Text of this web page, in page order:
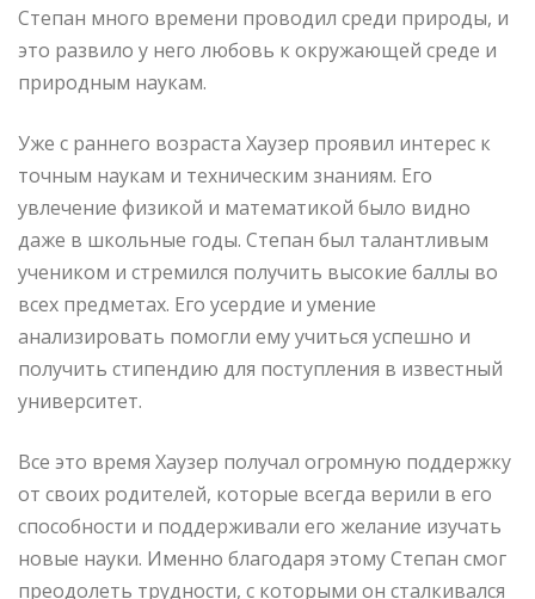
Степан много времени проводил среди природы, и
это развило у него любовь к окружающей среде и
природным наукам.
Уже с раннего возраста Хаузер проявил интерес к
точным наукам и техническим знаниям. Его
увлечение физикой и математикой было видно
даже в школьные годы. Степан был талантливым
учеником и стремился получить высокие баллы во
всех предметах. Его усердие и умение
анализировать помогли ему учиться успешно и
получить стипендию для поступления в известный
университет.
Все это время Хаузер получал огромную поддержку
от своих родителей, которые всегда верили в его
способности и поддерживали его желание изучать
новые науки. Именно благодаря этому Степан смог
преодолеть трудности, с которыми он сталкивался